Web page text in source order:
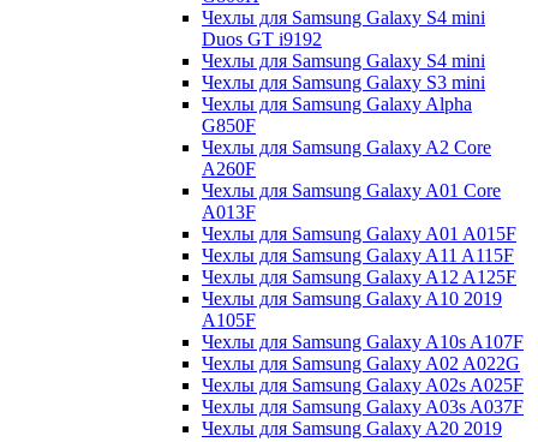
Чехлы для Samsung Galaxy S4 mini
Duos GT i9192
Чехлы для Samsung Galaxy S4 mini
Чехлы для Samsung Galaxy S3 mini
Чехлы для Samsung Galaxy Alpha
G850F
Чехлы для Samsung Galaxy A2 Core
A260F
Чехлы для Samsung Galaxy A01 Core
A013F
Чехлы для Samsung Galaxy A01 A015F
Чехлы для Samsung Galaxy A11 A115F
Чехлы для Samsung Galaxy A12 A125F
Чехлы для Samsung Galaxy A10 2019
A105F
Чехлы для Samsung Galaxy A10s A107F
Чехлы для Samsung Galaxy A02 A022G
Чехлы для Samsung Galaxy A02s A025F
Чехлы для Samsung Galaxy A03s A037F
Чехлы для Samsung Galaxy A20 2019